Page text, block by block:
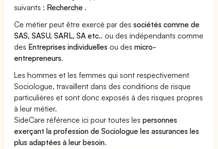
suivants : Recherche .
Ce métier peut être exercé par dessociétés comme de
SAS, SASU, SARL, SA etc.. ou des indépendants comme
des Entreprises individuelles ou desmicro-
entrepreneurs.
Les hommes et les femmes qui sont respectivement
Sociologue, travaillent dans des conditions de risque
particulières et sont donc exposés à des risques propres
à leur métier.
SideCare référence ici pour toutes lespersonnes
exerçant la profession de Sociologue les assurances les
plus adaptées à leur besoin.